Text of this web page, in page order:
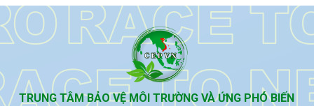
TRUNG TÂM BẢO VỆ MÔI TRƯỜNG VÀ ỨNG PHÓ BIẾN